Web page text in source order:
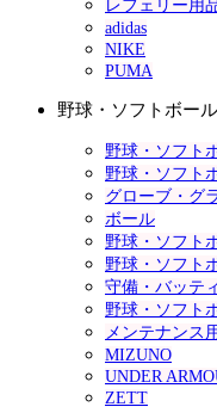
レフェリー用
adidas
NIKE
PUMA
野球・ソフトボール
野球・ソフト
野球・ソフト
グローブ・グ
ボール
野球・ソフト
野球・ソフト
守備・バッテ
野球・ソフト
メンテナンス
MIZUNO
UNDER
ZETT